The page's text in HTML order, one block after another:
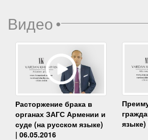
Видео•
Расторжение брака в
органах ЗАГС Армении и
суде (на русском языке)
| 06.05.2016
языке)